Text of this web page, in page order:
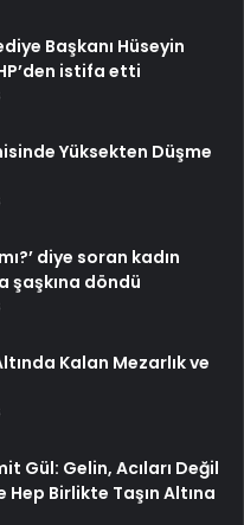
Başkanı Hüseyin
istifa etti
Yüksekten Düşme
diye soran kadın
şaşkına döndü
Kalan Mezarlık ve
Gül: Gelin, Acıları Değil
Birlikte Taşın Altına